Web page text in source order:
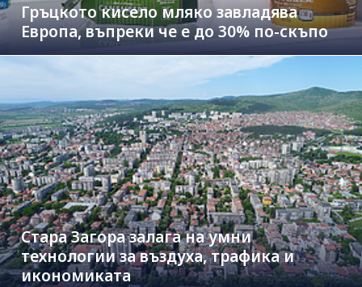
Гръцкото кисело мляко завладява
Европа, въпреки че е до 30% по-скъпо
Стара Загора залага на умни
технологии за въздуха, трафика и
икономиката